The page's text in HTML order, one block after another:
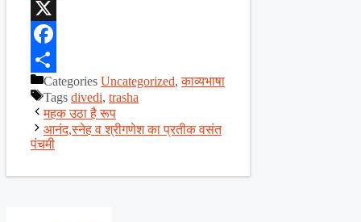
WhatsApp
X
Facebook
ShareCategories Uncategorized,काव्यभाषा
Tags divedi, trasha
महक उठा है रूप
आनंद,स्नेह व श्रीगणेश का प्रतीक वसंत
पंचमी